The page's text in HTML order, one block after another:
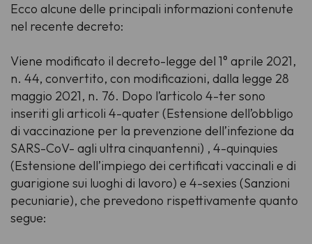
Ecco alcune delle principali informazioni contenute
nel recente decreto:
Viene modificato il decreto-legge del 1° aprile 2021,
n. 44, convertito, con modificazioni, dalla legge 28
maggio 2021, n. 76. Dopo l’articolo 4-ter sono
inseriti gli articoli 4-quater (Estensione dell’obbligo
di vaccinazione per la prevenzione dell’infezione da
SARS-CoV- agli ultra cinquantenni) , 4-quinquies
(Estensione dell’impiego dei certificati vaccinali e di
guarigione sui luoghi di lavoro) e 4-sexies (Sanzioni
pecuniarie), che prevedono rispettivamente quanto
segue: